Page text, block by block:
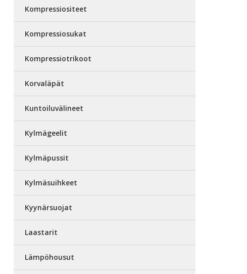
Kompressiositeet
Kompressiosukat
Kompressiotrikoot
Korvaläpät
Kuntoiluvälineet
Kylmägeelit
Kylmäpussit
Kylmäsuihkeet
Kyynärsuojat
Laastarit
Lämpöhousut